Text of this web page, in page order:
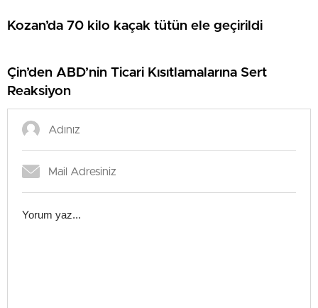
Kozan’da 70 kilo kaçak tütün ele geçirildi
Çin’den ABD’nin Ticari Kısıtlamalarına Sert
Reaksiyon